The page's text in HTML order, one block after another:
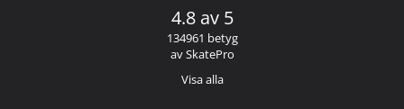
4.8 av 5
134961 betyg
av SkatePro
Visa alla